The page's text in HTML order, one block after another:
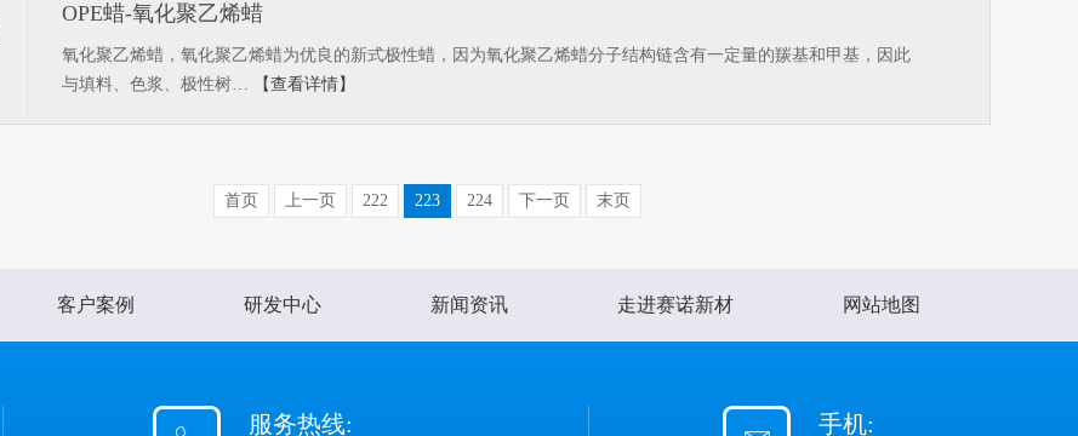
OPE蜡-氧化聚乙烯蜡
氧化聚乙烯蜡，氧化聚乙烯蜡为优良的新式极性蜡，因为氧化聚乙烯蜡分子结构链含有一定量的羰基和甲基，因此
与填料、色浆、极性树…
【查看详情】
首页 上一页 222 223 224 下一页 末页
客户案例 研发中心 新闻资讯 走进赛诺新材 网站地图
服务热线: 手机: